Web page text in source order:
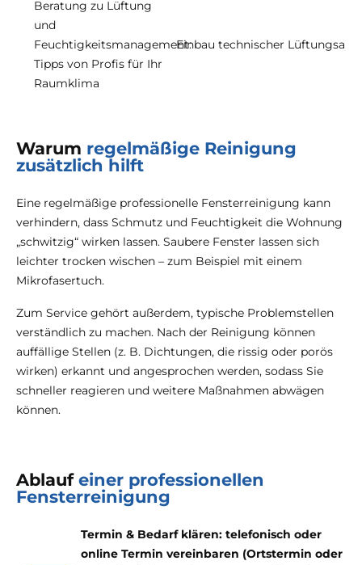
Beratung zu Lüftung
und
Feuchtigkeitsmanagement:
Tipps von Profis für Ihr
Raumklima
Einbau technischer
Warum regelmäßige Reinigung
zusätzlich hilft
Eine regelmäßige professionelle Fensterreinigung kann
verhindern, dass Schmutz und Feuchtigkeit die Wohnung
„schwitzig“ wirken lassen. Saubere Fenster lassen sich
leichter trocken wischen – zum Beispiel mit einem
Mikrofasertuch.
Zum Service gehört außerdem, typische Problemstellen
verständlich zu machen. Nach der Reinigung können
auffällige Stellen (z. B. Dichtungen, die rissig oder porös
wirken) erkannt und angesprochen werden, sodass Sie
schneller reagieren und weitere Maßnahmen abwägen
können.
Ablauf einer professionellen
Fensterreinigung
Termin & Bedarf klären: telefonisch oder
online Termin vereinbaren (Ortstermin oder